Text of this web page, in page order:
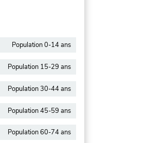
Population 0-14 ans
Population 15-29 ans
Population 30-44 ans
Population 45-59 ans
Population 60-74 ans